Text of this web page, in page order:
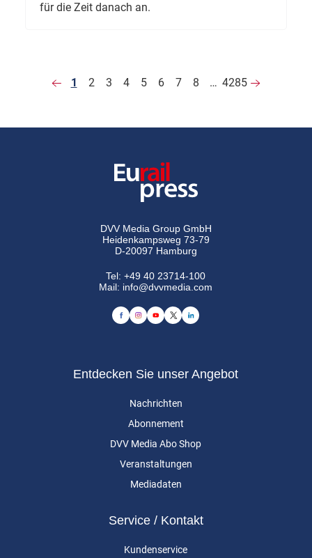
für die Zeit danach an.
1 2 3 4 5 6 7 8 … 4285
DVV Media Group GmbH
Heidenkampsweg 73-79
D-20097 Hamburg
Tel:+49 40 23714-100
Mail: info@dvvmedia.com
Entdecken Sie unser Angebot
Nachrichten
Abonnement
DVV Media Abo Shop
Veranstaltungen
Mediadaten
Service / Kontakt
Kundenservice